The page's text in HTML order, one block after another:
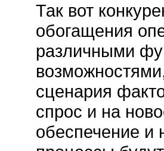
Так вот
обогащения
различными
сценария
спрос и на
обеспечение и